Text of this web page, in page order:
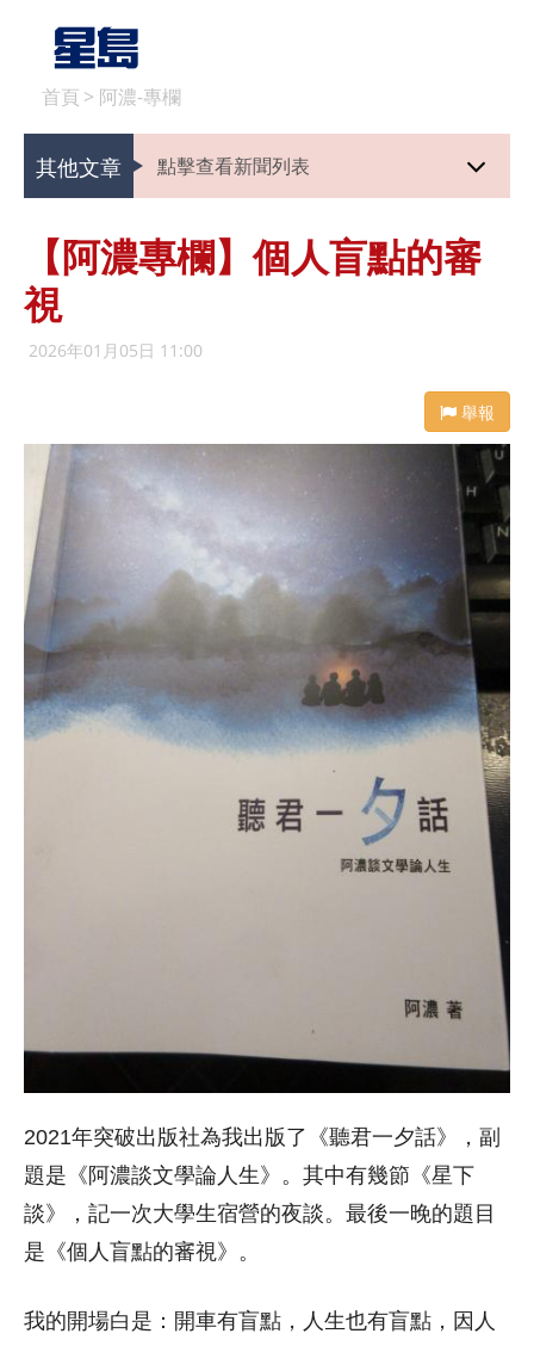
首頁 > 阿濃-專欄
其他文章 點擊查看新聞列表
【阿濃專欄】個人盲點的審
視
2026年01月05日 11:00
舉報
2021年突破出版社為我出版了《聽君一夕話》，副
題是《阿濃談文學論人生》。其中有幾節《星下
談》，記一次大學生宿營的夜談。最後一晚的題目
是《個人盲點的審視》。
我的開場白是：開車有盲點，人生也有盲點，因人